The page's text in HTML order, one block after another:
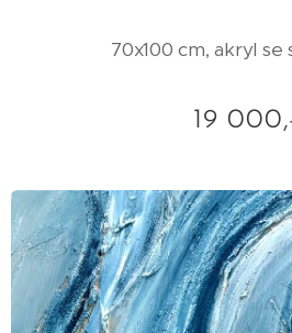
70x100 cm, akryl
19